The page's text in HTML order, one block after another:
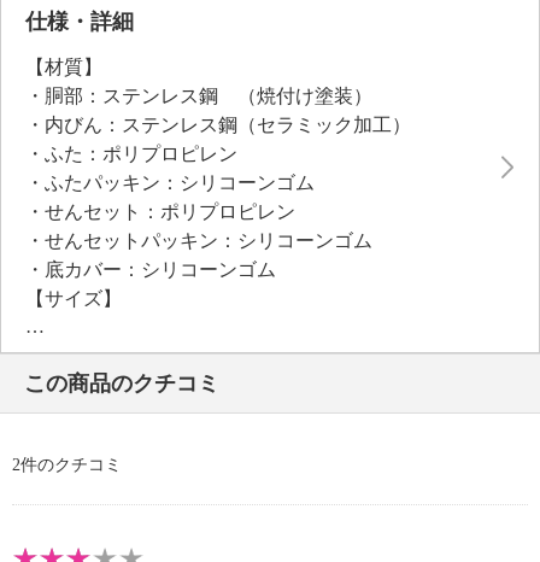
仕様・詳細
【材質】
・胴部：ステンレス鋼 （焼付け塗装）
・内びん：ステンレス鋼（セラミック加工）
・ふた：ポリプロピレン
・ふたパッキン：シリコーンゴム
・せんセット：ポリプロピレン
・せんセットパッキン：シリコーンゴム
・底カバー：シリコーンゴム
【サイズ】
・約径７．４×２５．７ｃｍ
【重さ】
・約３３０ｇ
【容量】
【使用可能 熱／冷源】
・ガス：不可、電磁（ＩＨ）調理器：不可、電熱調理
この商品のクチコミ
2件のクチコミ